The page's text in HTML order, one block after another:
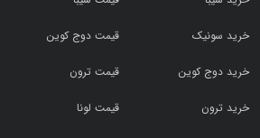
خرید سونیک
خرید دوج کوین
خرید ترون
قیمت دوج کوین
قیمت ترون
قیمت لونا